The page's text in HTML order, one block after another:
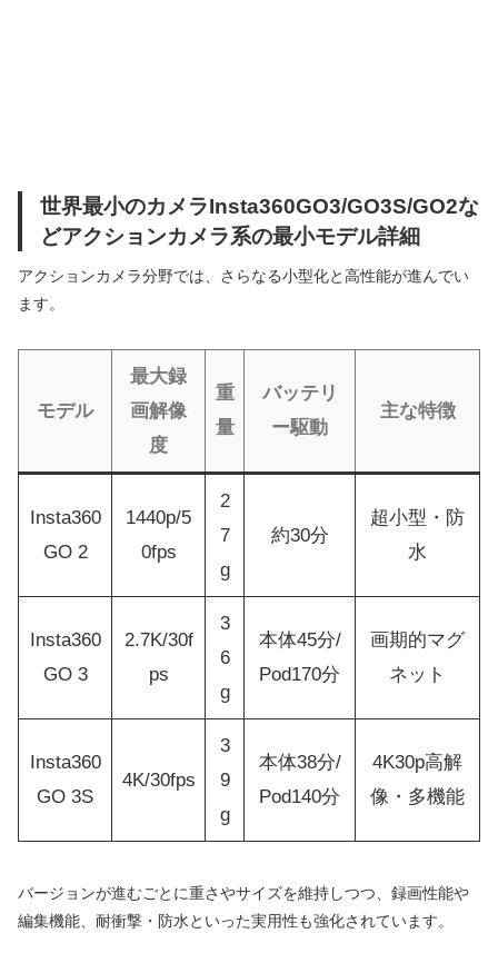
世界最小のカメラInsta360GO3/GO3S/GO2な
どアクションカメラ系の最小モデル詳細
アクションカメラ分野では、さらなる小型化と高性能が進んでい
ます。
モデル
最大録
画解像
度
重
量
バッテリ
ー駆動
主な特徴
Insta360
GO 2
1440p/5
0fps
2
7
g
約30分
超小型・防
水
Insta360
GO 3
2.7K/30f
ps
3
6
g
本体45分/
Pod170分
画期的マグ
ネット
Insta360
GO 3S
4K/30fps
3
9
g
本体38分/
Pod140分
4K30p高解
像・多機能
バージョンが進むごとに重さやサイズを維持しつつ、録画性能や
編集機能、耐衝撃・防水といった実用性も強化されています。